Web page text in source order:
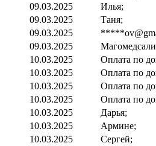
09.03.2025
Илья;
09.03.2025
Таня;
09.03.2025
09.03.2025
10.03.2025
Оплата по
10.03.2025
Оплата по
10.03.2025
Оплата по
10.03.2025
Оплата по
10.03.2025
Дарья;
10.03.2025
Армине;
10.03.2025
Сергей;